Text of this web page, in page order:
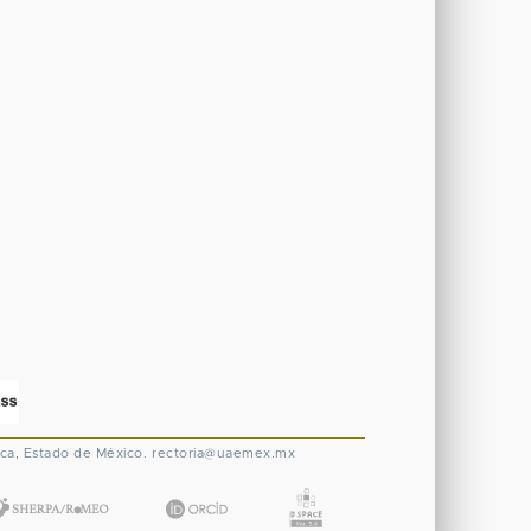
Estado de México. rectoria@uaemex.mx